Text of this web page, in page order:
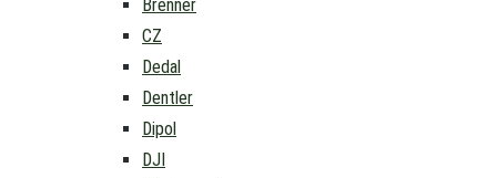
Brenner
CZ
Dedal
Dentler
Dipol
DJI